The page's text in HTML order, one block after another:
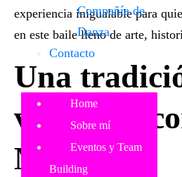
Compañía de
Danza
Contacto
Home
Sobre mí
Eventos y Team
Building
experiencia inigualable para
en este baile lleno de arte,
Una
vive en el
Madrid